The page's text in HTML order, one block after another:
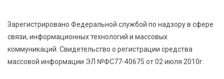
трансформаторных подстанций и более 146 км ЛЭП
в Тверской области
7 Авг 2026 15:10 261
Зарегистрировано Федеральной службой по надзору в сфере
связи, информационных технологий и массовых
коммуникаций. Свидетельство о регистрации средства
массовой информации ЭЛ №ФС77-40675 от 02 июля 2010г.